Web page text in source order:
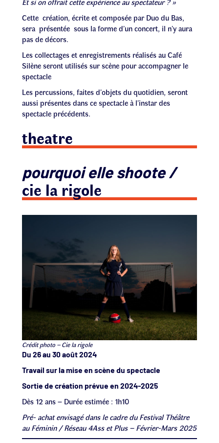
Cette création, écrite et composée par Duo du Bas,
sera présentée sous la forme d’un concert, il n’y aura
pas de décors.
Les collectages et enregistrements réalisés au Café
Silène seront utilisés sur scène pour accompagner le
spectacle
Les percussions, faites d’objets du quotidien, seront
aussi présentes dans ce spectacle à l’instar des
spectacle précédents.
theatre
pourquoi elle shoote /
cie la rigole
Crédit photo – Cie la rigole
Du 26 au 30 août 2024
Travail sur la mise en scène du spectacle
Sortie de création prévue en 2024-2025
Dès 12 ans – Durée estimée : 1h10
Pré- achat envisagé dans le cadre du Festival Théâtre
au Féminin / Réseau 4Ass et Plus – Février-Mars 2025